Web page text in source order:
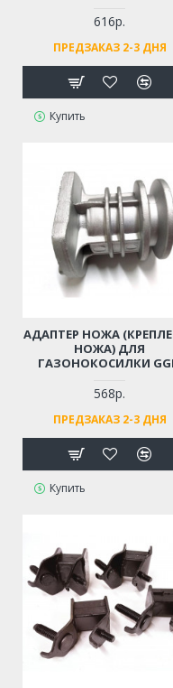
HONDA (D-22,5 ММ)
616р.
ПРЕДЗАКАЗ 2-3 ДНЯ
Купить
АДАПТЕР НОЖА
НОЖА) ДЛЯ
ГАЗОНОКОСИЛКИ
568р.
ПРЕДЗАКАЗ 2-3 ДНЯ
Купить